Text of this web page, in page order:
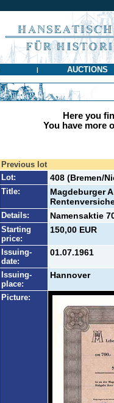
| AUCTIONS
Here you
You have more
Previous lot
Lot:
408 (Bremen/
Title:
Magdeburger
Details: Namensaktie
Starting
price:
150,00 EUR
Issuing-
date:
01.07.1961
Issuing-
place:
Hannover
Picture: